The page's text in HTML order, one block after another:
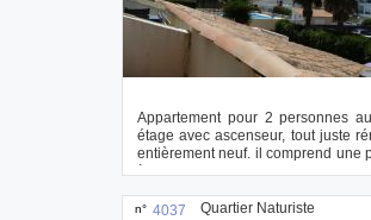
Appartement pour 2 personnes
étage avec ascenseur, tout juste
entièrement neuf. il comprend une
à v...
n° 4037
Quartier Naturiste